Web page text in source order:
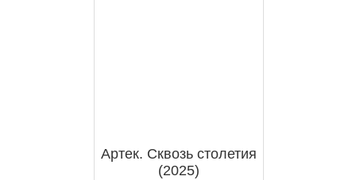
Артек. Сквозь столетия
(2025)